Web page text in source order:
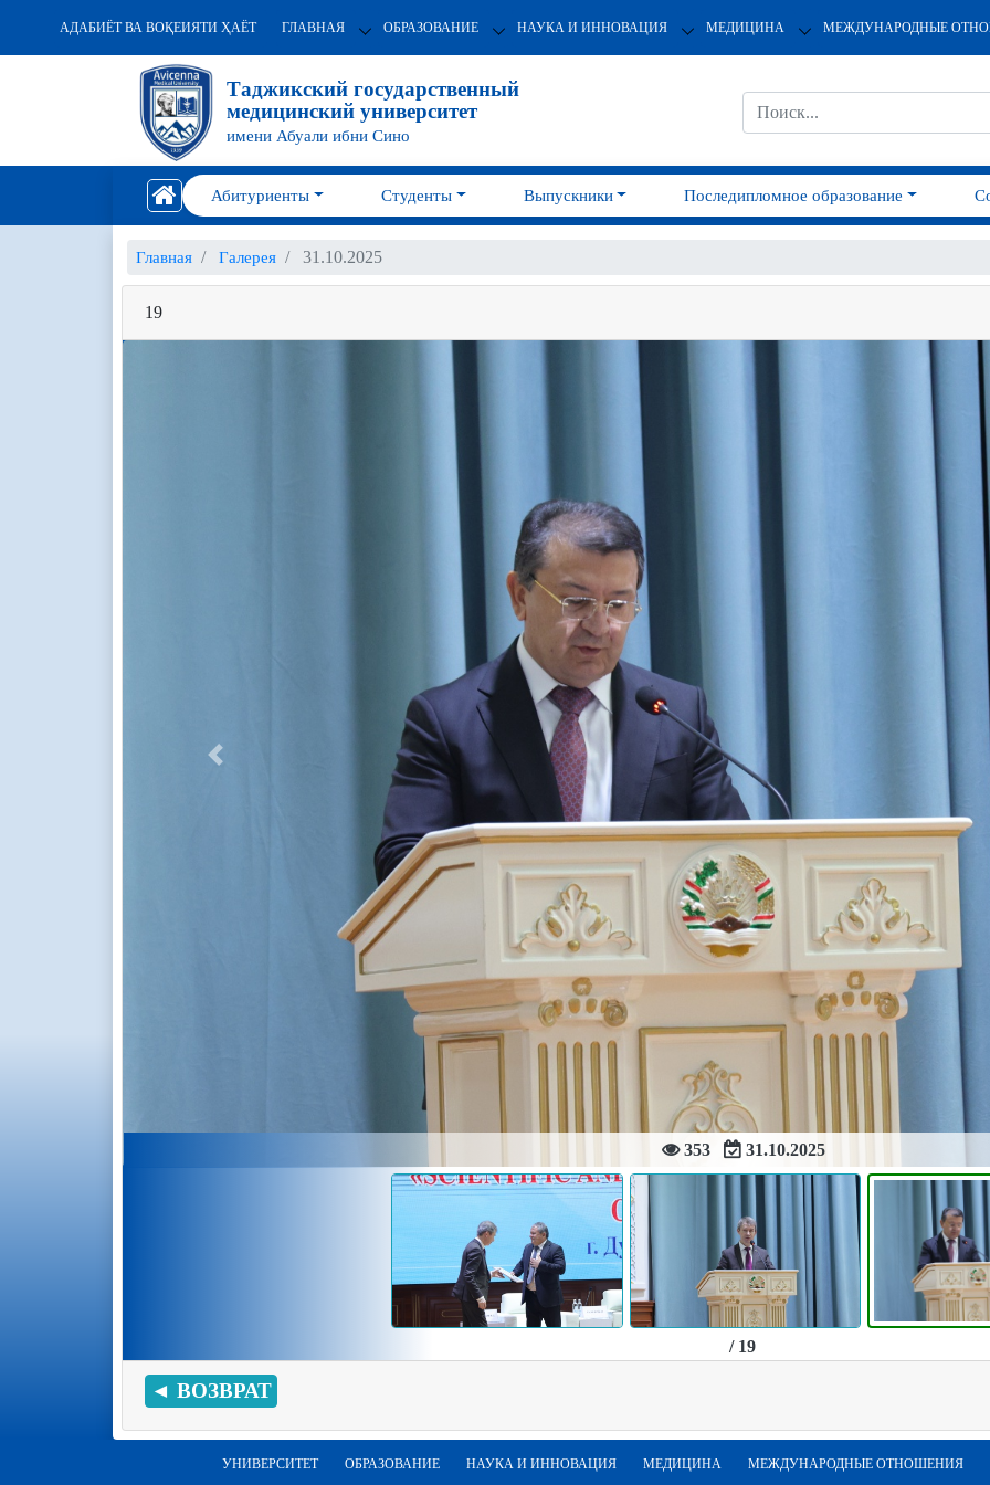
АДАБИЁТ ВА ВОҚЕИЯТИ ҲАЁТ ГЛАВНАЯ ОБРАЗОВАНИЕ НАУКА И ИННОВАЦИЯ МЕДИЦИНА МЕЖДУНАРОДНЫЕ
Таджикский государственный
медицинский университет
имени Абуали ибни Сино
Абитуриенты Студенты Выпускники Последипломное образование
Главная Галерея 31.10.2025
19
353 31.10.2025
Previous
/ 19
◄ ВОЗВРАТ
УНИВЕРСИТЕТ ОБРАЗОВАНИЕ НАУКА И ИННОВАЦИЯ МЕДИЦИНА МЕЖДУНАРОДНЫЕ ОТНОШЕНИЯ